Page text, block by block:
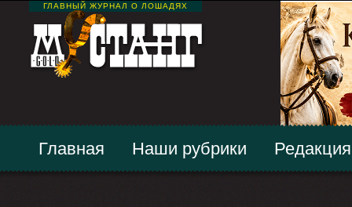
ГЛАВНЫЙ ЖУРНАЛ О ЛОШАДЯХ
Главная Наши рубрики Редакция